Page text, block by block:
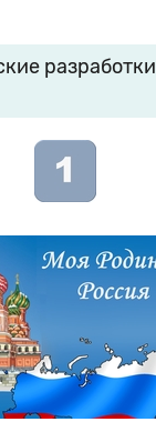
разработки